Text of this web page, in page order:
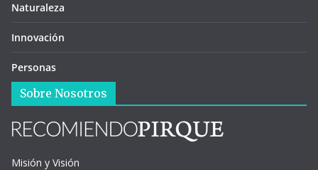
Naturaleza
Innovación
Personas
Sobre Nosotros
Misión y Visión